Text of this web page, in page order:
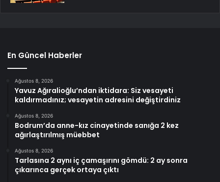
En Güncel Haberler
Ağustos 8, 2026
Yavuz Ağıralioğlu’ndan iktidara: Siz vesayeti
kaldırmadınız; vesayetin adresini değiştirdiniz
Ağustos 8, 2026
Bodrum’da anne-kız cinayetinde sanığa 2 kez
ağırlaştırılmış müebbet
Ağustos 8, 2026
Tarlasına 2 aynı iç çamaşırını gömdü: 2 ay sonra
çıkarınca gerçek ortaya çıktı